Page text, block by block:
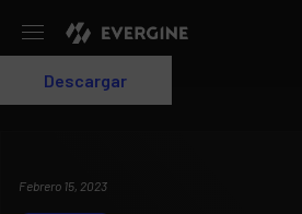
Login
Descargar
Febrero 15, 2023